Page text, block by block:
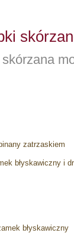
zatrzaskiem
błyskawiczny i
błyskawiczny